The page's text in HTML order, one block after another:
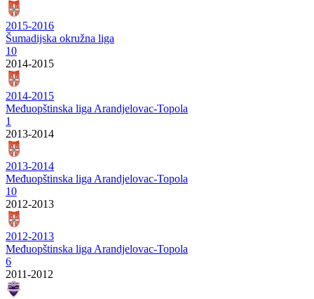
2015-2016
Šumadijska okružna liga
10
2014-2015
2014-2015
Međuopštinska liga Arandjelovac-Topola
1
2013-2014
2013-2014
Međuopštinska liga Arandjelovac-Topola
10
2012-2013
2012-2013
Međuopštinska liga Arandjelovac-Topola
6
2011-2012